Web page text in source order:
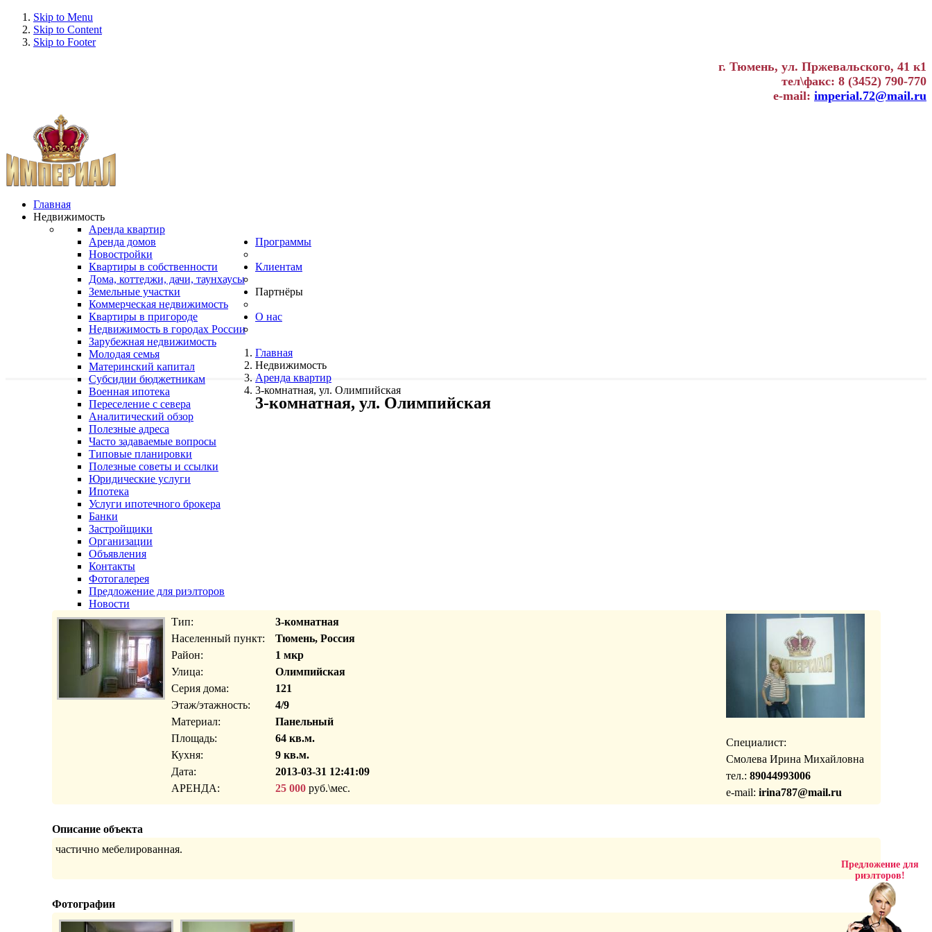
Skip to Menu
Skip to Content
Skip to Footer
г. Тюмень, ул. Пржевальского, 41 к1
тел\факс: 8 (3452) 790-770
e-mail: imperial.72@mail.ru
Главная
Недвижимость
Аренда квартир
Аренда домов
Новостройки
Квартиры в собственности
Дома, коттеджи, дачи, таунхаусы
Земельные участки
Коммерческая недвижимость
Квартиры в пригороде
Недвижимость в городах России
Зарубежная недвижимость
Программы
Молодая семья
Материнский капитал
Субсидии бюджетникам
Военная ипотека
Переселение с севера
Клиентам
Аналитический обзор
Полезные адреса
Часто задаваемые вопросы
Типовые планировки
Полезные советы и ссылки
Юридические услуги
Ипотека
Услуги ипотечного брокера
Партнёры
Банки
Застройщики
Организации
О нас
Объявления
Контакты
Фотогалерея
Предложение для риэлторов
Новости
Главная
Недвижимость
Аренда квартир
3-комнатная, ул. Олимпийская
3-комнатная, ул. Олимпийская
Тип:
3-комнатная
Населенный пункт:
Тюмень, Россия
Район:
1 мкр
Улица:
Олимпийская
Серия дома:
121
Этаж/этажность:
4/9
Материал:
Панельный
Площадь:
64 кв.м.
Кухня:
9 кв.м.
Дата:
2013-03-31 12:41:09
АРЕНДА:
25 000руб.\мес.
Специалист:
Смолева Ирина Михайловна
тел.: 89044993006
e-mail: irina787@mail.ru
Описание объекта
частично мебелированная.
Фотографии
Предложение для
риэлторов!